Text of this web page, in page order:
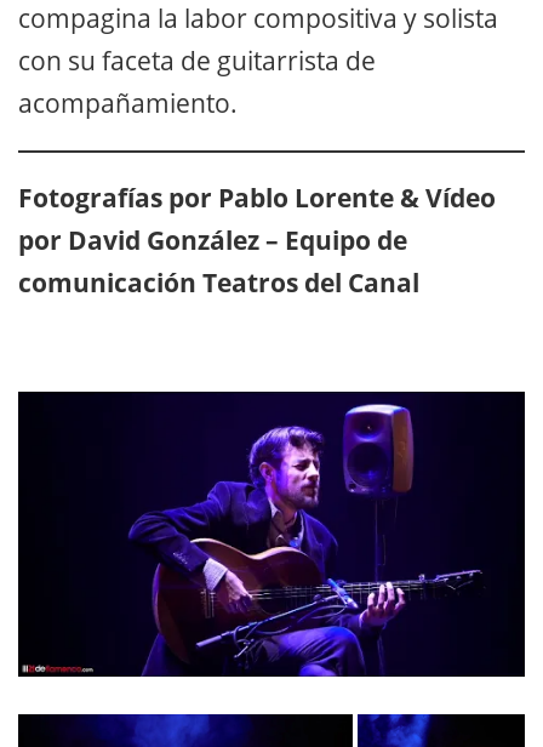
compagina la labor compositiva y solista
con su faceta de guitarrista de
acompañamiento.
Fotografías por Pablo Lorente & Vídeo
por David González – Equipo de
comunicación Teatros del Canal